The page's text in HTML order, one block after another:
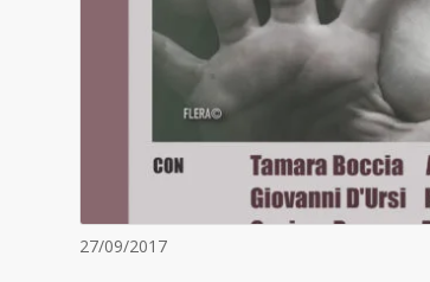
27/09/2017